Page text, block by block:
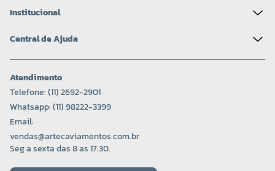
Institucional
Central de Ajuda
Atendimento
Telefone: (11) 2692-2901
Whatsapp: (11) 98222-3399
Email:
vendas@artecaviamentos.com.br
Seg a sexta das 8 as 17:30.